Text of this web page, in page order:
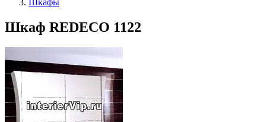
Шкаф REDECO 1122